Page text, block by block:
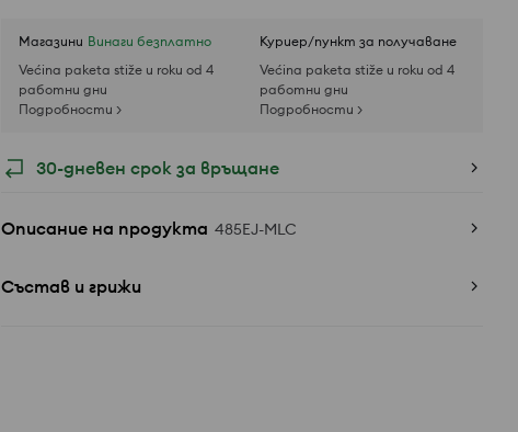
Магазини Винаги безплатно
Većina paketa stiže u roku od 4
работни дни
Подробности >
Куриер/пункт за получаване
Većina paketa stiže u roku od 4
работни дни
Подробности >
30-дневен срок за връщане
Описание на продукта 485EJ-MLC
Състав и грижи